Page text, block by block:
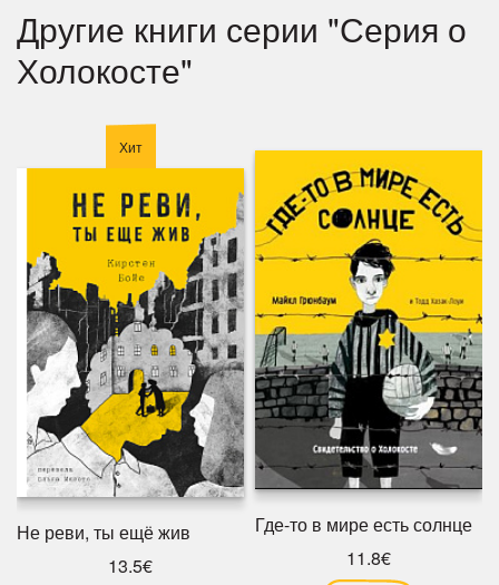
Другие книги серии "Серия о
Холокосте"
Хит
Не реви, ты ещё жив
13.5€
Где-то в мире есть солнце
11.8€